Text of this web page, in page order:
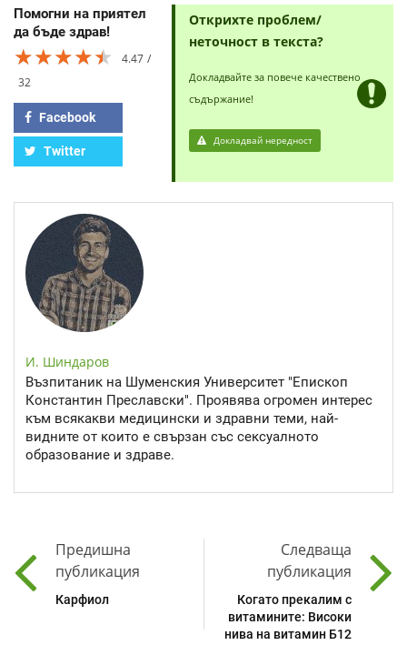
Помогни на приятел
да бъде здрав!
★★★★★
★★★★★
★★★★★
4.47
32
Facebook
Twitter
Открихте проблем/
неточност в текста?
Докладвайте за повече качествено
съдържание!
Докладвай нередност
И. Шиндаров
Възпитаник на Шуменския Университет "Епископ
Константин Преславски". Проявява огромен интерес
към всякакви медицински и здравни теми, най-
видните от които е свързан със сексуалното
образование и здраве.
Предишна
публикация
Карфиол
Следваща
публикация
Когато прекалим с
витамините: Високи
нива на витамин Б12